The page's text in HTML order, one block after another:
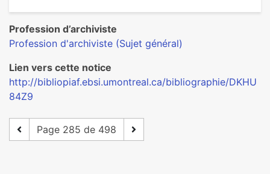
Profession d’archiviste
Profession d'archiviste (Sujet général)
Lien vers cette notice
http://bibliopiaf.ebsi.umontreal.ca/bibliographie/DKHU
84Z9
Page 285 de 498